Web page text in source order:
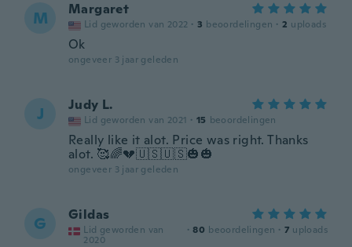
M Margaret
Lid geworden van 2022 · 3 beoordelingen · 2 uploads
Ok
ongeveer 3 jaar geleden
J Judy L.
Lid geworden van 2021 · 15 beoordelingen
Really like it alot. Price was right. Thanks
alot. 🥰🌈💔🇺🇸🇺🇸🎃🎃
ongeveer 3 jaar geleden
G Gildas
Lid geworden van
2020
· 80 beoordelingen · 7 uploads